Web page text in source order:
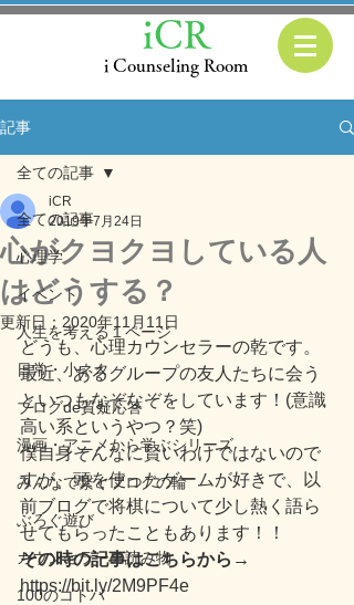
i Counseling Room
iCR
記事
全ての記事
心理学
イベント
人生を考える１ページ
日常・小ネタ
ブログde質疑応答
漫画・アニメから学ぶシリーズ
みんなで繋ぐブログの輪
ぶろぐ遊び
カウンセラーの読み物
100のコトバ
全ての記事
心がクヨクヨしている人
はどうする？
iCR
2019年7月24日
更新日： 2020年11月11日
どうも、心理カウンセラーの乾です。
最近、あるグループの友人たちに会う
といつもなぞなぞをしています！(意識
高い系というやつ？笑)
僕自身そんなに賢いわけではないので
すが、頭を使ったゲームが好きで、以
前ブログで将棋について少し熱く語ら
せてもらったこともあります！！
その時の記事はこちらから→
https://bit.ly/2M9PF4e